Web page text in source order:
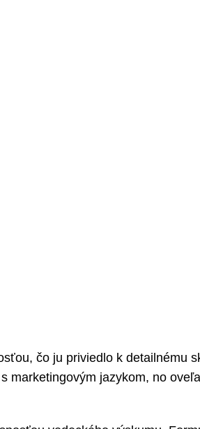
čo ju priviedlo k detailnému
marketingovým jazykom, no